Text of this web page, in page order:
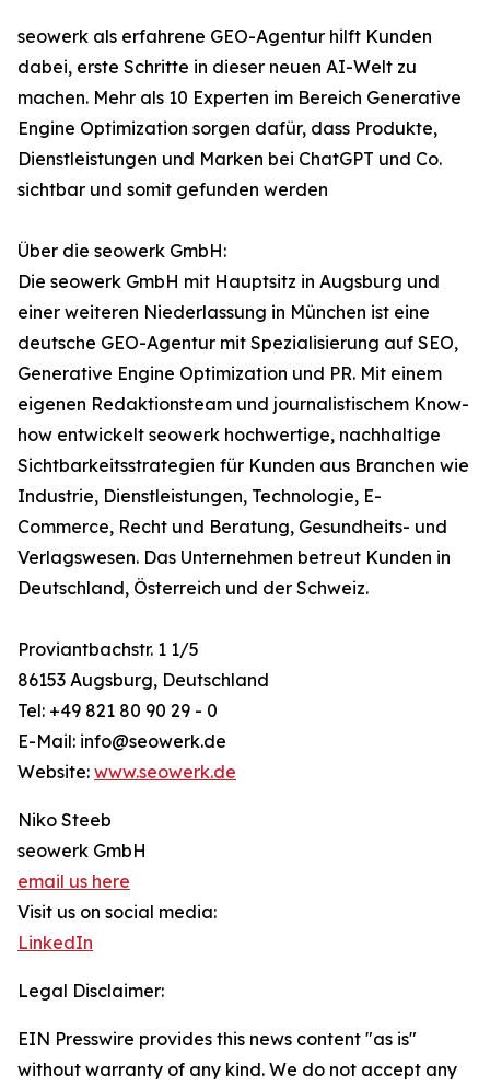
seowerk als erfahrene GEO-Agentur hilft Kunden
dabei, erste Schritte in dieser neuen AI-Welt zu
machen. Mehr als 10 Experten im Bereich Generative
Engine Optimization sorgen dafür, dass Produkte,
Dienstleistungen und Marken bei ChatGPT und Co.
sichtbar und somit gefunden werden
Über die seowerk GmbH:
Die seowerk GmbH mit Hauptsitz in Augsburg und
einer weiteren Niederlassung in München ist eine
deutsche GEO-Agentur mit Spezialisierung auf SEO,
Generative Engine Optimization und PR. Mit einem
eigenen Redaktionsteam und journalistischem Know-
how entwickelt seowerk hochwertige, nachhaltige
Sichtbarkeitsstrategien für Kunden aus Branchen wie
Industrie, Dienstleistungen, Technologie, E-
Commerce, Recht und Beratung, Gesundheits- und
Verlagswesen. Das Unternehmen betreut Kunden in
Deutschland, Österreich und der Schweiz.
Proviantbachstr. 1 1/5
86153 Augsburg, Deutschland
Tel: +49 821 80 90 29 - 0
E-Mail: info@seowerk.de
Website: www.seowerk.de
Niko Steeb
seowerk GmbH
email us here
Visit us on social media:
LinkedIn
Legal Disclaimer:
EIN Presswire provides this news content "as is"
without warranty of any kind. We do not accept any